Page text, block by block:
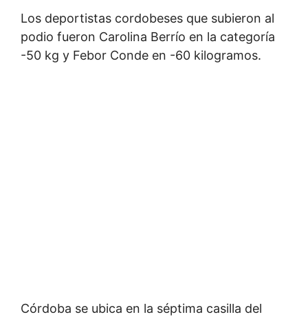
Los deportistas cordobeses que subieron al
podio fueron Carolina Berrío en la categoría
-50 kg y Febor Conde en -60 kilogramos.
Córdoba se ubica en la séptima casilla del